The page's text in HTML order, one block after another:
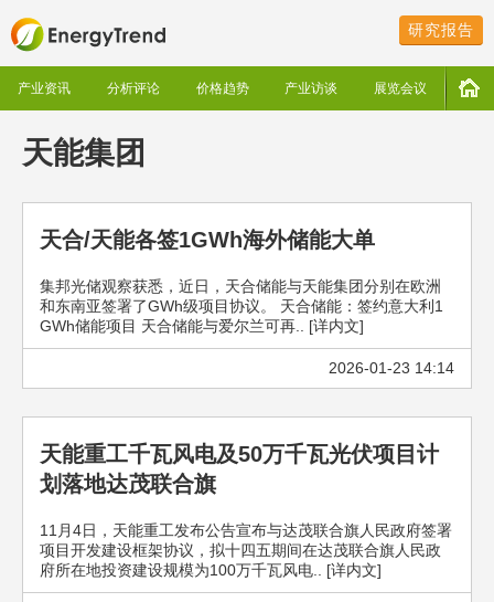
研究报告
产业资讯 分析评论 价格趋势 产业访谈 展览会议
天能集团
天合/天能各签1GWh海外储能大单
集邦光储观察获悉，近日，天合储能与天能集团分别在欧洲
和东南亚签署了GWh级项目协议。 天合储能：签约意大利1
GWh储能项目 天合储能与爱尔兰可再.. [详内文]
2026-01-23 14:14
天能重工千瓦风电及50万千瓦光伏项目计
划落地达茂联合旗
11月4日，天能重工发布公告宣布与达茂联合旗人民政府签署
项目开发建设框架协议，拟十四五期间在达茂联合旗人民政
府所在地投资建设规模为100万千瓦风电.. [详内文]